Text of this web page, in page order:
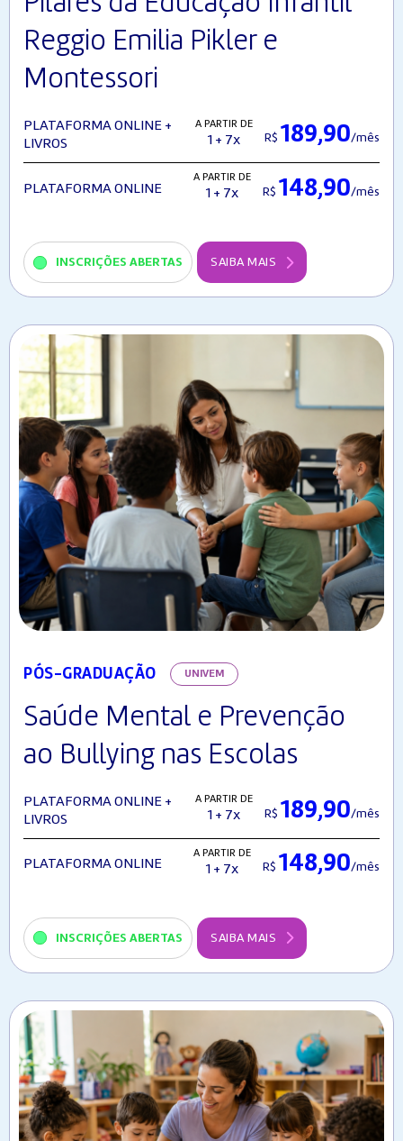
Reggio Emilia Pikler e
Montessori
PLATAFORMA ONLINE +
LIVROS
A PARTIR DE
1 + 7x R$ 189,90/mês
PLATAFORMA ONLINE
A PARTIR DE
1 + 7x R$ 148,90/mês
INSCRIÇÕES ABERTAS SAIBA MAIS
PÓS-GRADUAÇÃO UNIVEM
Saúde Mental e Prevenção
ao Bullying nas Escolas
PLATAFORMA ONLINE +
LIVROS
A PARTIR DE
1 + 7x R$ 189,90/mês
PLATAFORMA ONLINE
A PARTIR DE
1 + 7x R$ 148,90/mês
INSCRIÇÕES ABERTAS SAIBA MAIS